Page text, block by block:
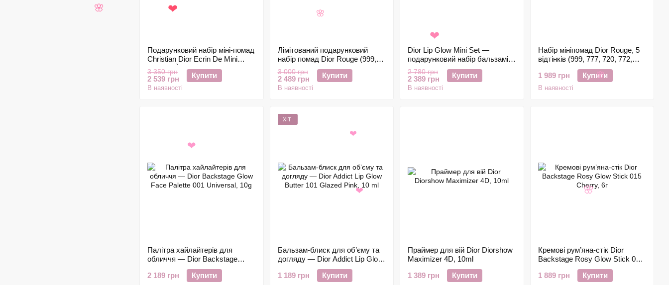
Подарунковий набір міні-помад
Christian Dior Ecrin De Mini
Rouges À Lèvres (5×1,5 г)
3 350 грн
2 539 грн Купити
В наявності
Лімітований подарунковий
набір помад Dior Rouge (999,
777, 720, 200, 888) з
дзеркальцем
3 000 грн
2 489 грн Купити
В наявності
Dior Lip Glow Mini Set —
подарунковий набір бальзамів
для губ, 5×1,6 г
2 780 грн
2 389 грн Купити
В наявності
Набір мініпомад Dior Rouge, 5
відтінків (999, 777, 720, 772,
840), 5 × 1,5 г
1 989 грн
Купити
В наявності
Палітра хайлайтерів для
обличчя — Dior Backstage
Glow Face Palette 001
Universal, 10g
2 189 грн Купити
ХІТ
Бальзам-блиск для об’єму та
догляду — Dior Addict Lip Glow
Butter 101 Glazed Pink, 10 ml
1 189 грн
Купити
Праймер для вій Dior Diorshow
Maximizer 4D, 10ml
1 389 грн
Купити
Кремові рум’яна-стік Dior
Backstage Rosy Glow Stick 015
1 889 грн
Купити
❤